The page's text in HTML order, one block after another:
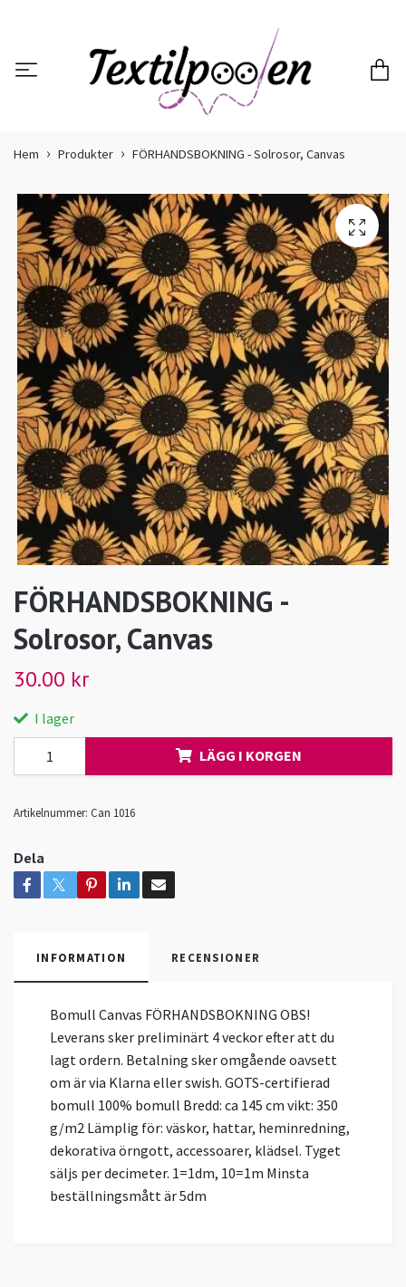
Hem Produkter FÖRHANDSBOKNING - Solrosor, Canvas
FÖRHANDSBOKNING -
Solrosor, Canvas
30.00 kr
I lager
LÄGG I KORGEN
Artikelnummer: Can 1016
Dela
INFORMATION RECENSIONER
Bomull Canvas FÖRHANDSBOKNING OBS!
Leverans sker preliminärt 4 veckor efter att du
lagt ordern. Betalning sker omgående oavsett
om är via Klarna eller swish. GOTS-certifierad
bomull 100% bomull Bredd: ca 145 cm vikt: 350
g/m2 Lämplig för: väskor, hattar, heminredning,
dekorativa örngott, accessoarer, klädsel. Tyget
säljs per decimeter. 1=1dm, 10=1m Minsta
beställningsmått är 5dm